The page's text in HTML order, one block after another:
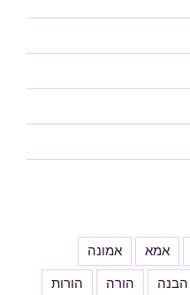
אמא אמונה
הבנה הורה הורות